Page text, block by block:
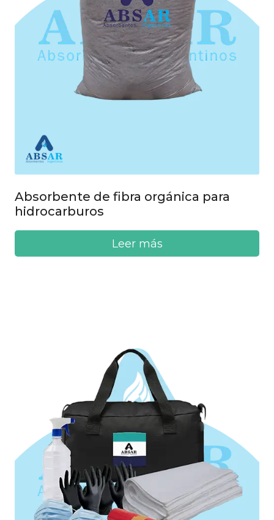
Absorbente de fibra orgánica para
hidrocarburos
Leer más